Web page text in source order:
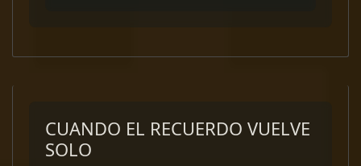
CUANDO EL RECUERDO VUELVE
SOLO